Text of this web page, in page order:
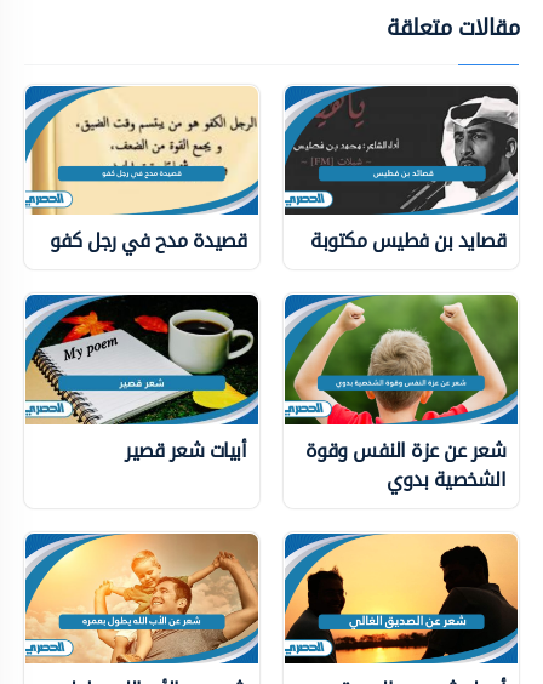
مقالات متعلقة
قصايد بن فطيس مكتوبة قصيدة مدح في رجل كفو
شعر عن عزة النفس وقوة
الشخصية بدوي
أبيات شعر قصير